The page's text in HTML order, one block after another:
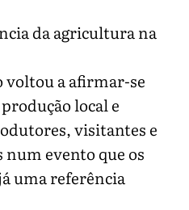
da agricultura na
voltou a afirmar-se
local e
visitantes e
evento que os
uma referência